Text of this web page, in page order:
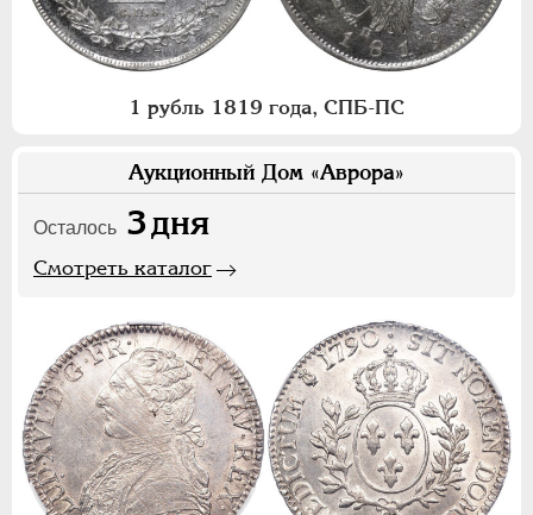
1 рубль 1819 года, СПБ-ПС
Аукционный Дом «Аврора»
Осталось 3дня
Смотреть каталог